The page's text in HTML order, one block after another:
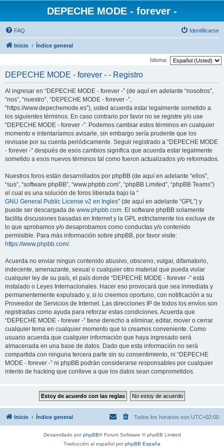
DEPECHE MODE - forever -
FAQ Identificarse
Inicio Índice general
Idioma:
DEPECHE MODE - forever - - Registro
Al ingresar en “DEPECHE MODE - forever -” (de aquí en adelante “nosotros”,
“nos”, “nuestro”, “DEPECHE MODE - forever -”,
“https://www.depechemode.es”), usted acuerda estar legalmente sometido a
los siguientes términos. En caso contrario por favor no se registre y/o use
“DEPECHE MODE - forever -”. Podemos cambiar estos términos en cualquier
momento e intentaríamos avisarle, sin embargo sería prudente que los
revisase por su cuenta periódicamente. Seguir registrado a “DEPECHE MODE
- forever -” después de esos cambios significa que acuerda estar legalmente
sometido a esos nuevos términos tal como fueron actualizados y/o reformados.
Nuestros foros están desarrollados por phpBB (de aquí en adelante “ellos”,
“sus”, “software phpBB”, “www.phpbb.com”, “phpBB Limited”, “phpBB Teams”)
el cual es una solución de foros liberada bajo la “
GNU General Public License v2 en Ingles” (de aquí en adelante “GPL”) y
puede ser descargada de www.phpbb.com. El software phpBB solamente
facilita discusiones basadas en Internet y la GPL estrictamente los excluye de
lo que aprobamos y/o desaprobamos como conductas y/o contenido
permisible. Para más información sobre phpBB, por favor visite:
https://www.phpbb.com/.
Acuerda no enviar ningun contenido abusivo, obsceno, vulgar, difamatorio,
indecente, amenazante, sexual o cualquier otro material que pueda violar
cualquier ley de su país, el país donde “DEPECHE MODE - forever -” está
instalado o Leyes Internacionales. Hacer eso provocará que sea inmediata y
permanentemente expulsado y, si lo creemos oportuno, con notificación a su
Proveedor de Servicios de Internet. Las direcciones IP de todos los envíos son
registradas como ayuda para reforzar estas condiciones. Acuerda que
“DEPECHE MODE - forever -” tiene derecho a eliminar, editar, mover o cerrar
cualquier tema en cualquier momento que lo creamos conveniente. Como
usuario acuerda que cualquier información que haya ingresado será
almacenada en una base de datos. Dado que esta información no será
compartida con ninguna tercera parte sin su consentimiento, ni “DEPECHE
MODE - forever -” ni phpBB podrán considerarse responsables por cualquier
intento de hacking que conlleve a que los datos sean comprometidos.
Inicio Índice general Todos los horarios son UTC+02:00
Desarrollado porphpBB® Forum Software © phpBB Limited
Traducción al español porphpBB España